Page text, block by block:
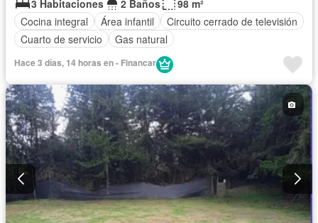
3 Habitaciones
2 Baños
98 m²
Cocina integral
Área infantil
Circuito cerrado de televisión
Cuarto de servicio
Gas natural
Hace 3 días, 14 horas en - Financar